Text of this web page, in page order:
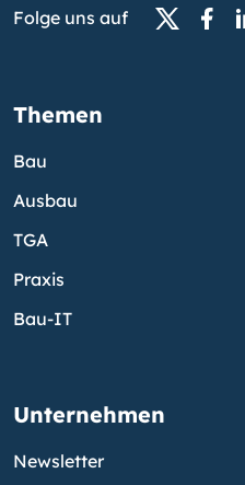
Folge uns auf
Themen
Bau
Ausbau
TGA
Praxis
Bau-IT
Unternehmen
Newsletter